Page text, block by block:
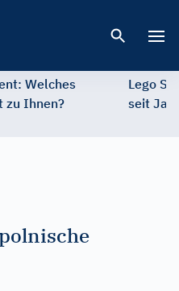
Welches
zu Ihnen?
Lego
seit